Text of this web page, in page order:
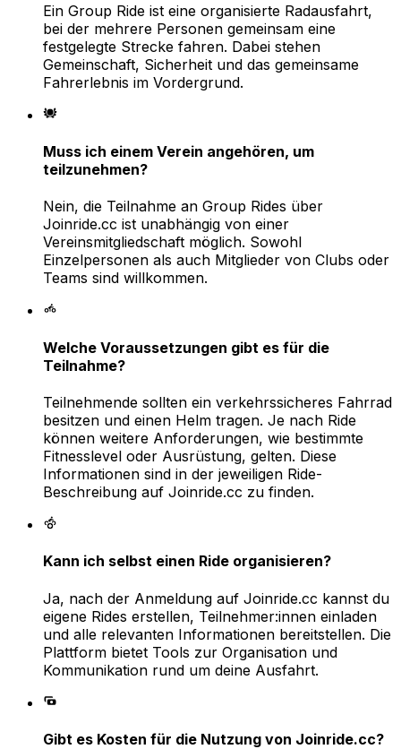
Ein Group Ride ist eine organisierte Radausfahrt,
bei der mehrere Personen gemeinsam eine
festgelegte Strecke fahren. Dabei stehen
Gemeinschaft, Sicherheit und das gemeinsame
Fahrerlebnis im Vordergrund.
Muss ich einem Verein angehören, um
teilzunehmen?
Nein, die Teilnahme an Group Rides über
Joinride.cc ist unabhängig von einer
Vereinsmitgliedschaft möglich. Sowohl
Einzelpersonen als auch Mitglieder von Clubs oder
Teams sind willkommen.
Welche Voraussetzungen gibt es für die
Teilnahme?
Teilnehmende sollten ein verkehrssicheres Fahrrad
besitzen und einen Helm tragen. Je nach Ride
können weitere Anforderungen, wie bestimmte
Fitnesslevel oder Ausrüstung, gelten. Diese
Informationen sind in der jeweiligen Ride-
Beschreibung auf Joinride.cc zu finden.
Kann ich selbst einen Ride organisieren?
Ja, nach der Anmeldung auf Joinride.cc kannst du
eigene Rides erstellen, Teilnehmer:innen einladen
und alle relevanten Informationen bereitstellen. Die
Plattform bietet Tools zur Organisation und
Kommunikation rund um deine Ausfahrt.
Gibt es Kosten für die Nutzung von Joinride.cc?